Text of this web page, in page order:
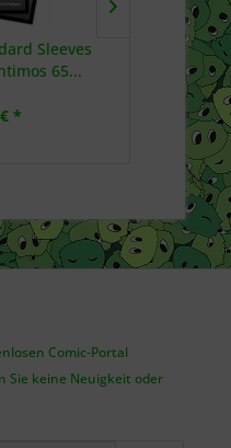
Sleeves
65...
*
Ultra Pro
Comic-Portal
Sie keine Neuigkeit oder